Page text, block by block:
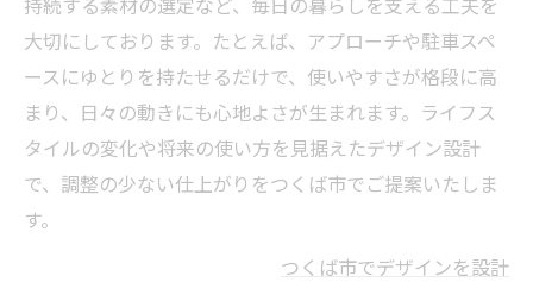
大切にしております。たとえば、アプローチや駐車スペ
ースにゆとりを持たせるだけで、使いやすさが格段に高
まり、日々の動きにも心地よさが生まれます。ライフス
タイルの変化や将来の使い方を見据えたデザイン設計
で、調整の少ない仕上がりをつくば市でご提案いたしま
す。
つくば市でデザインを設計